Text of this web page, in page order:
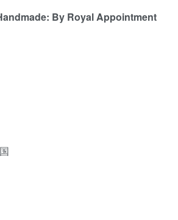
By Royal Appointment